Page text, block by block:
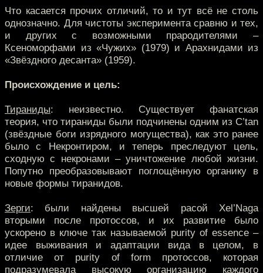
Что касается прочих отличий, то и тут всё не столь
однозначно. Для чистоты эксперимента сравню и тех,
и других с возможными прародителями –
Ксеноморфами из «Чужих» (1979) и Арахнидами из
«Звёздного десанта» (1959).
Происхождение и цель:
Тираниды: неизвестно. Существует фанатская
теория, что тираниды были подчинены одним из C’tan
(звёздные боги изрядного могущества), как это ранее
было с Некронтиром, и теперь преследуют цель,
сходную с некронами – уничтожение любой жизни.
Попутно преобразовывают поглощённую органику в
новые формы тиранидов.
Зерги: были найдены высшей расой Xel’Naga
вторыми после протоссов, и их развитие было
ускорено в ключе так называемой purity of essence –
идее выживания и адаптации вида в целом, в
отличие от purity of form протоссов, которая
подразумевала высокую организацию каждого